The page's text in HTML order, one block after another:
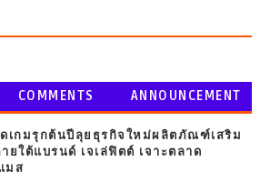
COMMENTS ANNOUNCEMENT
ดเกมรุกต้นปีลุยธุรกิจใหม่ผลิตภัณฑ์เสริม
ยใต้แบรนด์ เจเล่ฟิตต์ เจาะตลาด
มส